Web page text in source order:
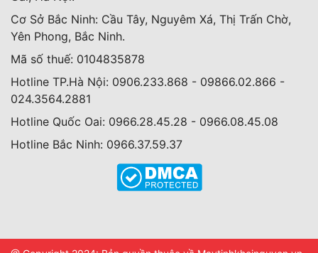
Cơ Sở Bắc Ninh: Cầu Tây, Nguyêm Xá, Thị Trấn Chờ,
Yên Phong, Bắc Ninh.
Mã số thuế: 0104835878
Hotline TP.Hà Nội: 0906.233.868 - 09866.02.866 -
024.3564.2881
Hotline Quốc Oai: 0966.28.45.28 - 0966.08.45.08
Hotline Bắc Ninh: 0966.37.59.37